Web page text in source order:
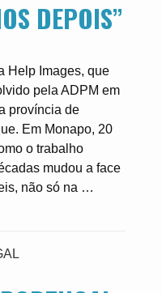
DEPOIS”
Help Images, que
pela ADPM em
província de
Em Monapo, 20
o trabalho
mudou a face
não só na …